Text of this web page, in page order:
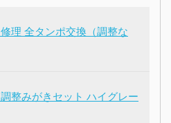
理 全タンポ交換（調整な
整みがきセット ハイグレー